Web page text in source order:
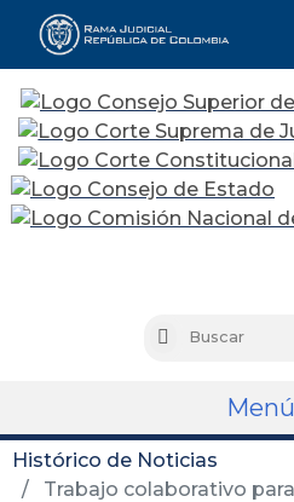
Buscar
Menú
Histórico de Noticias
Trabajo colaborativo